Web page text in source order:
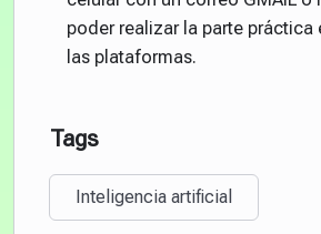
poder realizar la parte práctica
las plataformas.
Tags
Inteligencia artificial